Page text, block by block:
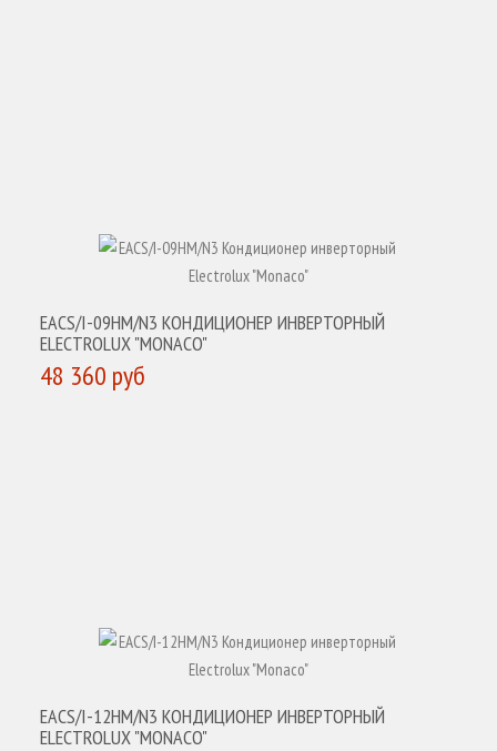
EACS/I-09HM/N3 КОНДИЦИОНЕР ИНВЕРТОРНЫЙ
ELECTROLUX "MONACO"
48 360 руб
EACS/I-12HM/N3 КОНДИЦИОНЕР ИНВЕРТОРНЫЙ
ELECTROLUX "MONACO"